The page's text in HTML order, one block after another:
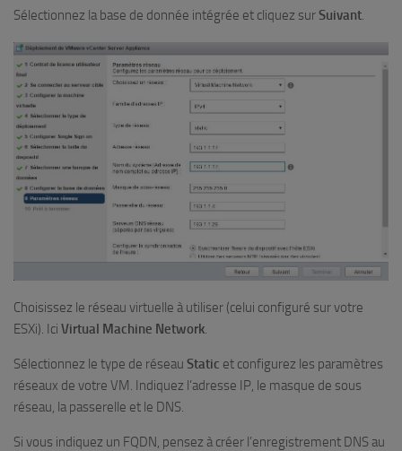
Sélectionnez la base de donnée intégrée et cliquez surSuivant
Choisissez le réseau virtuelle à utiliser (celui configuré sur votre
ESXi). Ici Virtual Machine Network.
Sélectionnez le type de réseau Static et configurez les paramètres
réseaux de votre VM. Indiquez l’adresse IP, le masque de sous
réseau, la passerelle et le DNS.
Si vous indiquez un FQDN, pensez à créer l’enregistrement DNS au